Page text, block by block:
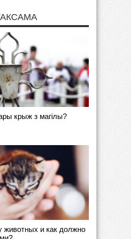
крыж з магілы?
животных и как должно